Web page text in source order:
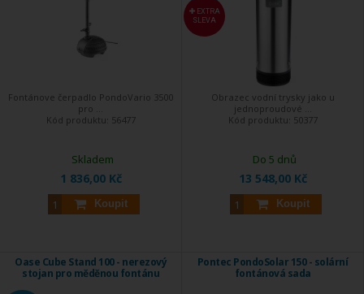
Fontánove čerpadlo PondoVario 3500
pro ...
Kód produktu: 56477
1 836,00 Kč
Koupit
Skladem
EXTRA
SLEVA
Obrazec vodní trysky jako u
jednoproudové ...
Kód produktu: 50377
13 548,00 Kč
Koupit
Do 5 dnů
Oase Cube Stand 100 - nerezový
stojan pro měděnou fontánu
Pontec PondoSolar 150 - solární
fontánová sada